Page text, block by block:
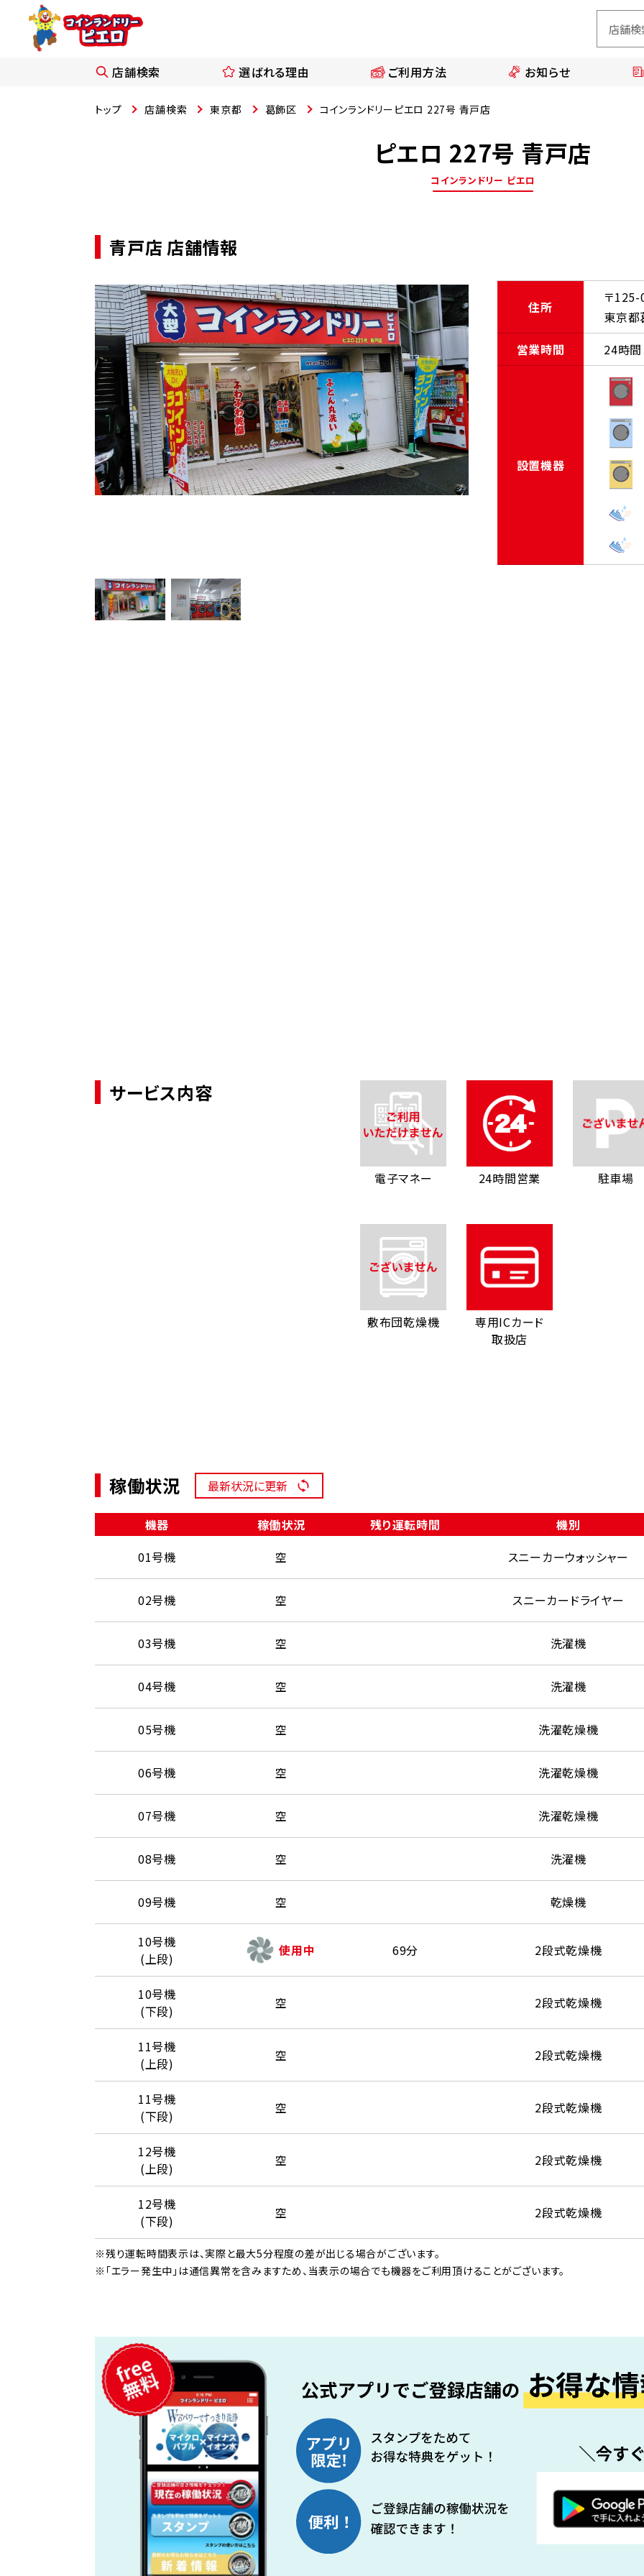
店舗検索 選ばれる理由 ご利用方法 お知らせ
トップ 店舗検索 東京都 葛飾区 コインランドリーピエロ 227号 青戸店
ピエロ 227号 青戸店
コインランドリー ピエロ
青戸店 店舗情報
住所
〒
東京
営業時間
24時間
設置機器
サービス内容
電子マネー 24時間営業 駐車場
敷布団乾燥機
専用ICカード
取扱店
稼働状況 最新状況に更新
機器 稼働状況 残り運転時間
機別
01号機
空 スニーカーウォッシャー
02号機 空 スニーカードライヤー
03号機 空 洗濯機
04号機 空 洗濯機
05号機 空 洗濯乾燥機
06号機 空 洗濯乾燥機
07号機 空 洗濯乾燥機
08号機 空 洗濯機
09号機 空 乾燥機
10号機
(上段)
使用中 69分 2段式乾燥機
10号機
(下段)
空 2段式乾燥機
11号機
(上段)
空 2段式乾燥機
11号機
(下段)
空 2段式乾燥機
12号機
(上段)
空 2段式乾燥機
12号機
(下段)
空 2段式乾燥機
※残り運転時間表示は、実際と最大5分程度の差が出じる場合がございます。
※「エラー発生中」は通信異常を含みますため、当表示の場合でも機器をご利用頂けることがございます。